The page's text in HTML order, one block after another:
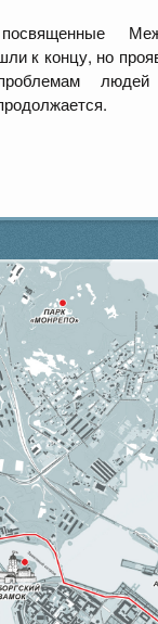
к концу, но
людей